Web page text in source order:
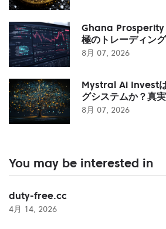
Ghana
極のトレーディン
8月 07, 2026
Mystral Ai Invest
グシステムか？真
8月 07, 2026
You may be interested in
duty-free.cc
4月 14, 2026